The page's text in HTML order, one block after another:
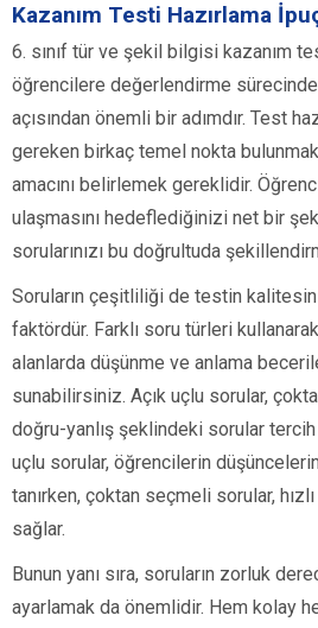
Kazanım Testi Hazırlama
6. sınıf tür ve şekil bilgisi kazanım
öğrencilere değerlendirme sürecinde
açısından önemli bir adımdır. Test
gereken birkaç temel nokta
amacını belirlemek gereklidir.
ulaşmasını hedeflediğinizi net bir
sorularınızı bu doğrultuda
Soruların çeşitliliği de testin
faktördür. Farklı soru türleri
alanlarda düşünme ve anlama
sunabilirsiniz. Açık uçlu sorular,
doğru-yanlış şeklindeki sorular
uçlu sorular, öğrencilerin
tanırken, çoktan seçmeli sorular,
sağlar.
Bunun yanı sıra, soruların zorluk
ayarlamak da önemlidir. Hem kolay